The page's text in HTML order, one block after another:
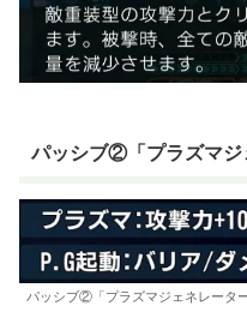
パッシブ②「プラズマジ
パッシブ②「プラズマジェネレーター